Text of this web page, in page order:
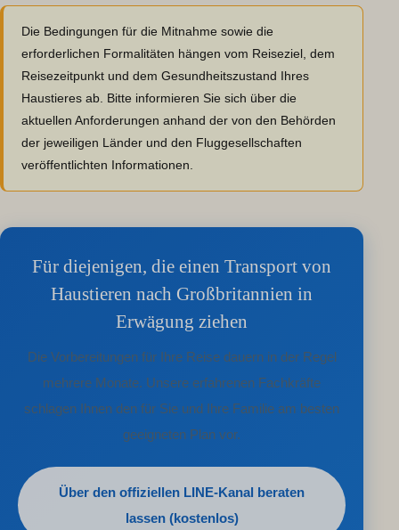
Die Bedingungen für die Mitnahme sowie die
erforderlichen Formalitäten hängen vom Reiseziel, dem
Reisezeitpunkt und dem Gesundheitszustand Ihres
Haustieres ab. Bitte informieren Sie sich über die
aktuellen Anforderungen anhand der von den Behörden
der jeweiligen Länder und den Fluggesellschaften
veröffentlichten Informationen.
Für diejenigen, die einen Transport von
Haustieren nach Großbritannien in
Erwägung ziehen
Die Vorbereitungen für Ihre Reise dauern in der Regel
mehrere Monate. Unsere erfahrenen Fachkräfte
schlagen Ihnen den für Sie und Ihre Familie am besten
geeigneten Plan vor.
Über den offiziellen LINE-Kanal beraten
lassen (kostenlos)